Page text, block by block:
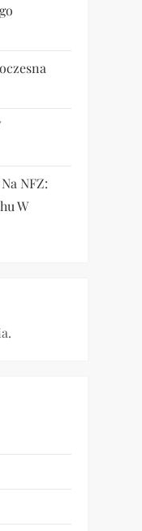
NFZ:
W